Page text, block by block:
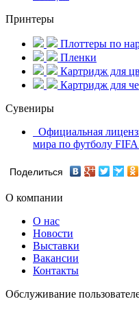
Принтеры
Плоттеры по
Пленки
Картридж для
Картридж для
Сувениры
Официальная
мира по футболу
Поделиться
О компании
О нас
Новости
Выставки
Вакансии
Контакты
Обслуживание